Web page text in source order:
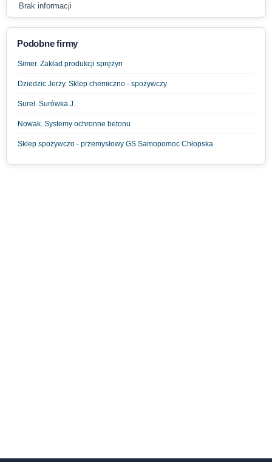
Brak informacji
Podobne firmy
Simer. Zakład produkcji sprężyn
Dziedzic Jerzy. Sklep chemiczno - spożywczy
Surel. Surówka J.
Nowak. Systemy ochronne betonu
Sklep spożywczo - przemysłowy GS Samopomoc Chłopska